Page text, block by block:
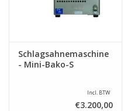
Schlagsahnemaschine
- Mini-Bako-S
Incl. BTW
€3.200,00